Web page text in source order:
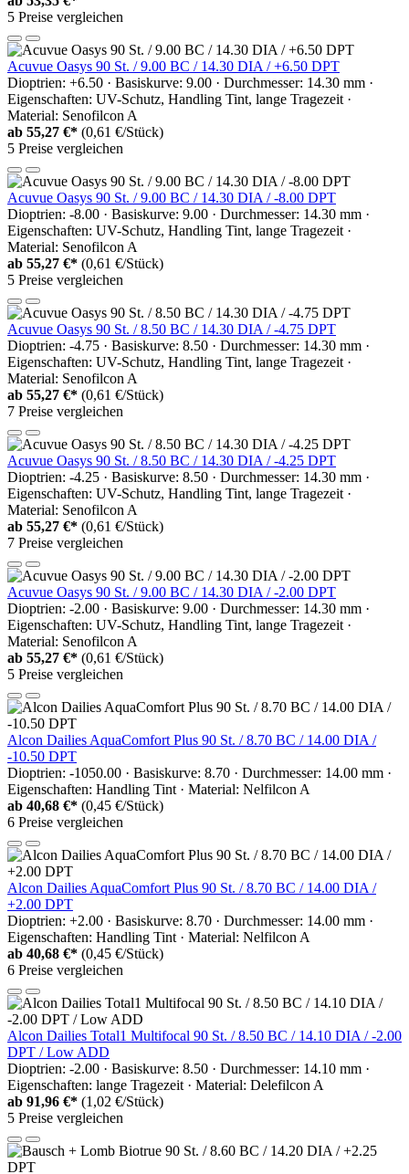
5 Preise vergleichen
Acuvue Oasys 90 St. / 9.00 BC / 14.30 DIA / +6.50 DPT
Dioptrien: +6.50 · Basiskurve: 9.00 · Durchmesser: 14.30 mm ·
Eigenschaften: UV-Schutz, Handling Tint, lange Tragezeit ·
Material: Senofilcon A
ab 55,27 €* (0,61 €/Stück)
5 Preise vergleichen
Acuvue Oasys 90 St. / 9.00 BC / 14.30 DIA / -8.00 DPT
Dioptrien: -8.00 · Basiskurve: 9.00 · Durchmesser: 14.30 mm ·
Eigenschaften: UV-Schutz, Handling Tint, lange Tragezeit ·
Material: Senofilcon A
ab 55,27 €* (0,61 €/Stück)
5 Preise vergleichen
Acuvue Oasys 90 St. / 8.50 BC / 14.30 DIA / -4.75 DPT
Dioptrien: -4.75 · Basiskurve: 8.50 · Durchmesser: 14.30 mm ·
Eigenschaften: UV-Schutz, Handling Tint, lange Tragezeit ·
Material: Senofilcon A
ab 55,27 €* (0,61 €/Stück)
7 Preise vergleichen
Acuvue Oasys 90 St. / 8.50 BC / 14.30 DIA / -4.25 DPT
Dioptrien: -4.25 · Basiskurve: 8.50 · Durchmesser: 14.30 mm ·
Eigenschaften: UV-Schutz, Handling Tint, lange Tragezeit ·
Material: Senofilcon A
ab 55,27 €* (0,61 €/Stück)
7 Preise vergleichen
Acuvue Oasys 90 St. / 9.00 BC / 14.30 DIA / -2.00 DPT
Dioptrien: -2.00 · Basiskurve: 9.00 · Durchmesser: 14.30 mm ·
Eigenschaften: UV-Schutz, Handling Tint, lange Tragezeit ·
Material: Senofilcon A
ab 55,27 €* (0,61 €/Stück)
5 Preise vergleichen
Alcon Dailies AquaComfort Plus 90 St. / 8.70 BC / 14.00 DIA /
-10.50 DPT
Dioptrien: -1050.00 · Basiskurve: 8.70 · Durchmesser: 14.00 mm ·
Eigenschaften: Handling Tint · Material: Nelfilcon A
ab 40,68 €* (0,45 €/Stück)
6 Preise vergleichen
Alcon Dailies AquaComfort Plus 90 St. / 8.70 BC / 14.00 DIA /
+2.00 DPT
Dioptrien: +2.00 · Basiskurve: 8.70 · Durchmesser: 14.00 mm ·
Eigenschaften: Handling Tint · Material: Nelfilcon A
ab 40,68 €* (0,45 €/Stück)
6 Preise vergleichen
Alcon Dailies Total1 Multifocal 90 St. / 8.50 BC / 14.10 DIA / -2.00
DPT / Low ADD
Dioptrien: -2.00 · Basiskurve: 8.50 · Durchmesser: 14.10 mm ·
Eigenschaften: lange Tragezeit · Material: Delefilcon A
ab 91,96 €* (1,02 €/Stück)
5 Preise vergleichen